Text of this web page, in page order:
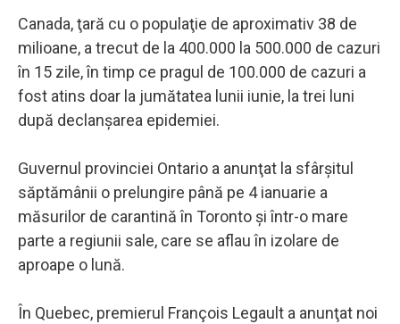
Canada, ţară cu o populaţie de aproximativ 38 de
milioane, a trecut de la 400.000 la 500.000 de cazuri
în 15 zile, în timp ce pragul de 100.000 de cazuri a
fost atins doar la jumătatea lunii iunie, la trei luni
după declanşarea epidemiei.
Guvernul provinciei Ontario a anunţat la sfârşitul
săptămânii o prelungire până pe 4 ianuarie a
măsurilor de carantină în Toronto şi într-o mare
parte a regiunii sale, care se aflau în izolare de
aproape o lună.
În Quebec, premierul François Legault a anunţat noi